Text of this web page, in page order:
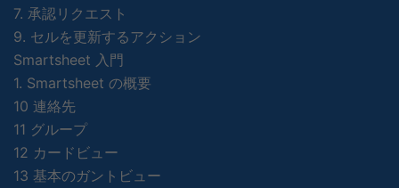
7. 承認リクエスト
9. セルを更新するアクション
Smartsheet 入門
1. Smartsheet の概要
10 連絡先
11 グループ
12 カードビュー
13 基本のガントビュー